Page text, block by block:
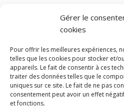
Gérer le
cookies
Pour offrir les meilleures expériences,
telles que les cookies pour stocker et/
appareils. Le fait de consentir à ces
traiter des données telles que le
uniques sur ce site. Le fait de ne pas
consentement peut avoir un effet
et fonctions.
« Août
Vote de la loi
présomption de
forces de l’ordre
2 août 2026
En ce 1er août,